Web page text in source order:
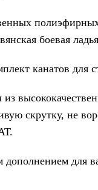
боевая
канатов для
из
скрутку, не
для